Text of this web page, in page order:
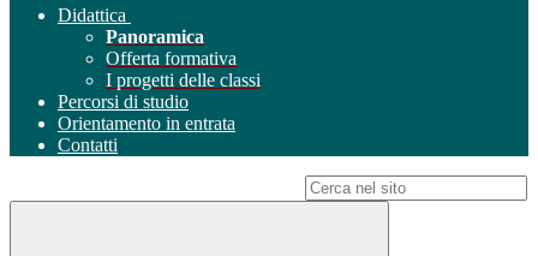
Didattica
Panoramica
Offerta formativa
I progetti delle classi
Percorsi di studio
Orientamento in entrata
Contatti